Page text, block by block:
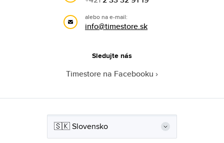
alebo na e-mail:
info@timestore.sk
Sledujte nás
Timestore na Facebooku